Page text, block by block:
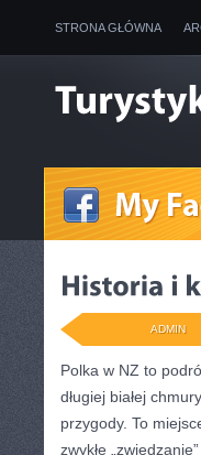
STRONA GŁÓWNA
ADMIN
Polka w NZ to
długiej białej
przygody. To
zwykłe